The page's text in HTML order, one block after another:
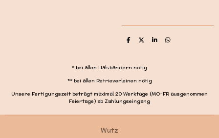
T
e
n
T
e
n
T
T
* bei allen Halsbändern nötig
** bei allen Retrieverleinen nötig
Unsere Fertigungszeit beträgt maximal 20 Werktage (MO-FR ausgenommen
Feiertage) ab Zahlungseingang
Wutz